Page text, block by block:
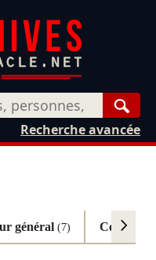
Recherche avancée
général (7)